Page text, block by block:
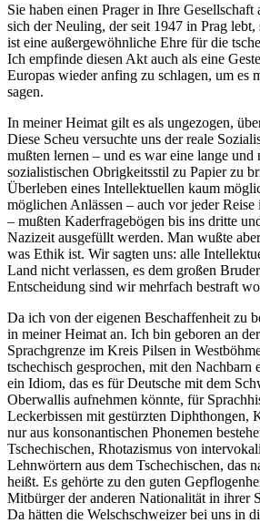
Sie haben einen Prager in Ihre
sich der Neuling, der seit 1947 in Prag lebt,
ist eine außergewöhnliche Ehre für die
Ich empfinde diesen Akt auch als eine
Europas wieder anfing zu schlagen, um es
sagen.
In meiner Heimat gilt es als ungezogen,
Diese Scheu versuchte uns der reale
mußten lernen – und es war eine lange und
sozialistischen Obrigkeitsstil zu Papier zu
Überleben eines Intellektuellen kaum
möglichen Anlässen – auch vor jeder Reise
– mußten Kaderfragebögen bis ins dritte
Nazizeit ausgefüllt werden. Man wußte
was Ethik ist. Wir sagten uns: alle
Land nicht verlassen, es dem großen
Entscheidung sind wir mehrfach bestraft
Da ich von der eigenen Beschaffenheit zu
in meiner Heimat an. Ich bin geboren an
Sprachgrenze im Kreis Pilsen in
tschechisch gesprochen, mit den Nachbarn
ein Idiom, das es für Deutsche mit dem
Oberwallis aufnehmen könnte, für
Leckerbissen mit gestürzten Diphthongen,
nur aus konsonantischen Phonemen
Tschechischen, Rhotazismus von
Lehnwörtern aus dem Tschechischen, das
heißt. Es gehörte zu den guten
Mitbürger der anderen Nationalität in ihrer
Da hätten die Welschschweizer bei uns in